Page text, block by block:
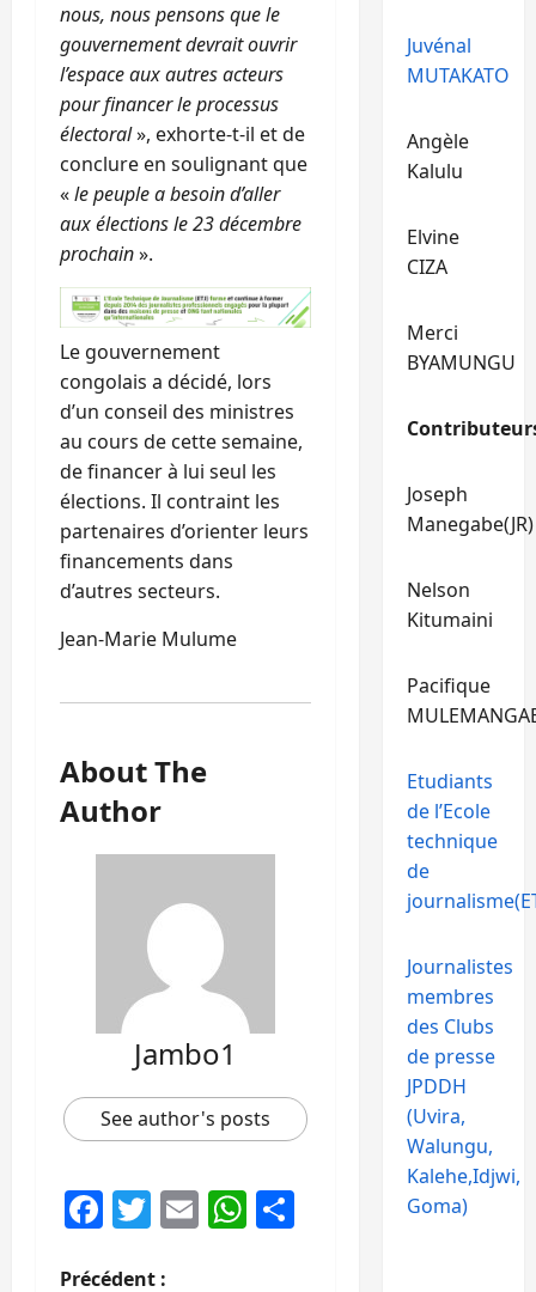
nous, nous pensons que le
gouvernement devrait ouvrir
l’espace aux autres acteurs
pour financer le processus
électoral», exhorte-t-il et de
conclure en soulignant que
«le peuple a besoin d’aller
aux élections le 23 décembre
prochain».
Le gouvernement
congolais a décidé, lors
d’un conseil des ministres
au cours de cette semaine,
de financer à lui seul les
élections. Il contraint les
partenaires d’orienter leurs
financements dans
d’autres secteurs.
Jean-Marie Mulume
About The
Author
Jambo1
See author's posts
Facebook
Twitter
EmailWhatsApp
Partager
Précédent :
Juvénal
MUTAKATO
Angèle
Kalulu
Elvine
CIZA
Merci
BYAMUNGU
Joseph
Manegabe(JR)
Nelson
Kitumaini
Pacifique
Etudiants
de l’Ecole
technique
de
Journalistes
membres
des Clubs
de presse
JPDDH
(Uvira,
Walungu,
Kalehe,Idjwi,
Goma)